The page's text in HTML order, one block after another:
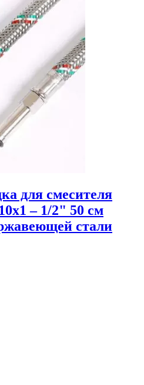
для смесителя
– 1/2" 50 см
стали